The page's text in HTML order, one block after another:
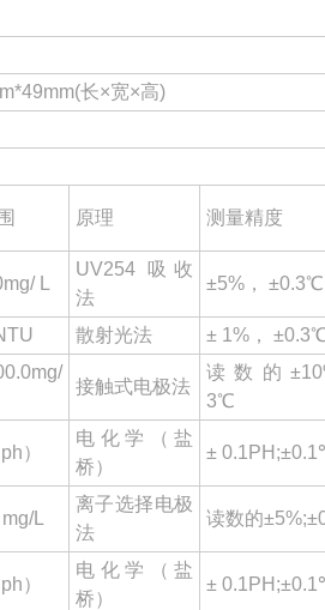
长×宽×高)
原理 测量精度
L
UV254 吸收
法
±5%， ±0.3℃
散射光法 ± 1%，
接触式电极法
读数的
3℃
）
电化学（盐
桥）
±
L
离子选择电极
法
读数的
）
电化学（盐
桥）
±